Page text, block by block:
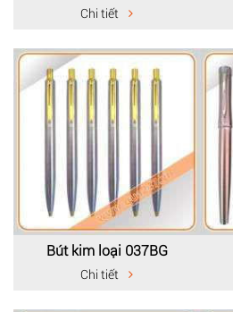
Chi tiết
Bút kim loại 037BG
Chi tiết